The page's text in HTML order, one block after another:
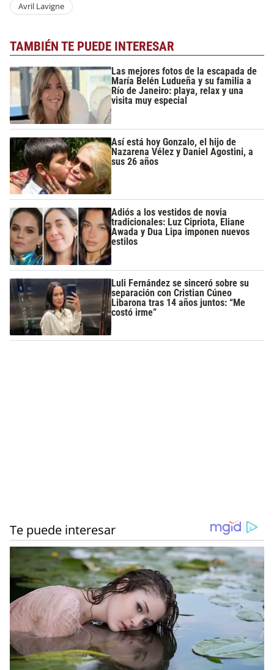
Avril Lavigne
TAMBIÉN TE PUEDE INTERESAR
Las mejores fotos de la escapada de
María Belén Ludueña y su familia a
Río de Janeiro: playa, relax y una
visita muy especial
Así está hoy Gonzalo, el hijo de
Nazarena Vélez y Daniel Agostini, a
sus 26 años
Adiós a los vestidos de novia
tradicionales: Luz Cipriota, Eliane
Awada y Dua Lipa imponen nuevos
estilos
Luli Fernández se sinceró sobre su
separación con Cristian Cúneo
Libarona tras 14 años juntos: “Me
costó irme”